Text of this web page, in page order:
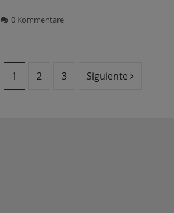
0 Kommentare
1 2 3 Siguiente